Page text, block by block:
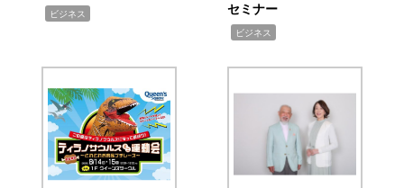
ビジネス
セミナー
ビジネス